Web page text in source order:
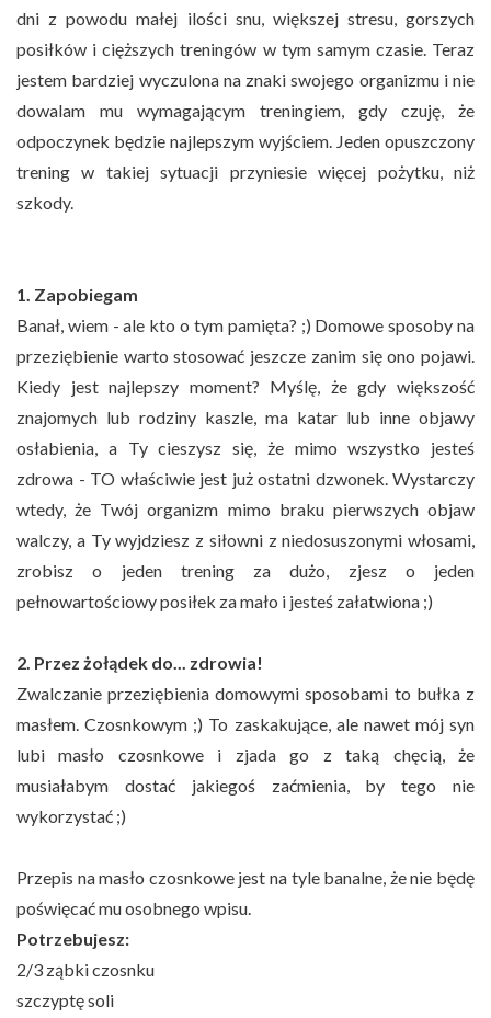
dni z powodu małej ilości snu, większej stresu, gorszych
posiłków i cięższych treningów w tym samym czasie. Teraz
jestem bardziej wyczulona na znaki swojego organizmu i nie
dowalam mu wymagającym treningiem, gdy czuję, że
odpoczynek będzie najlepszym wyjściem. Jeden opuszczony
trening w takiej sytuacji przyniesie więcej pożytku, niż
szkody.
1. Zapobiegam
Banał, wiem - ale kto o tym pamięta? ;) Domowe sposoby na
przeziębienie warto stosować jeszcze zanim się ono pojawi.
Kiedy jest najlepszy moment? Myślę, że gdy większość
znajomych lub rodziny kaszle, ma katar lub inne objawy
osłabienia, a Ty cieszysz się, że mimo wszystko jesteś
zdrowa - TO właściwie jest już ostatni dzwonek. Wystarczy
wtedy, że Twój organizm mimo braku pierwszych objaw
walczy, a Ty wyjdziesz z siłowni z niedosuszonymi włosami,
zrobisz o jeden trening za dużo, zjesz o jeden
pełnowartościowy posiłek za mało i jesteś załatwiona ;)
2. Przez żołądek do... zdrowia!
Zwalczanie przeziębienia domowymi sposobami to bułka z
masłem. Czosnkowym ;) To zaskakujące, ale nawet mój syn
lubi masło czosnkowe i zjada go z taką chęcią, że
musiałabym dostać jakiegoś zaćmienia, by tego nie
wykorzystać ;)
Przepis na masło czosnkowe jest na tyle banalne, że nie będę
poświęcać mu osobnego wpisu.
Potrzebujesz:
2/3 ząbki czosnku
szczyptę soli